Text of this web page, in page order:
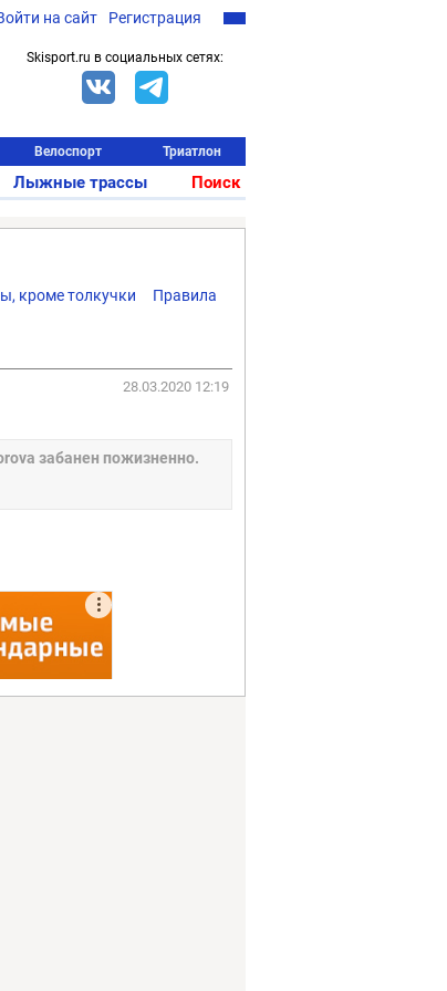
на сайт Регистрация
Skisport.ru в социальных сетях:
Велоспорт Триатлон
Лыжные трассы Поиск
Правила
кроме толкучки
28.03.2020 12:19
забанен пожизненно.